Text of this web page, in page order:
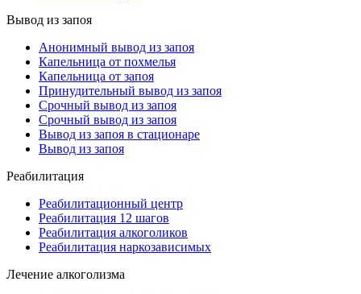
Вывод из запоя
Анонимный вывод из запоя
Капельница от похмелья
Капельница от запоя
Принудительный вывод из запоя
Срочный вывод из запоя
Срочный вывод из запоя
Вывод из запоя в стационаре
Вывод из запоя
Реабилитация
Реабилитационный центр
Реабилитация 12 шагов
Реабилитация алкоголиков
Реабилитация наркозависимых
Лечение алкоголизма